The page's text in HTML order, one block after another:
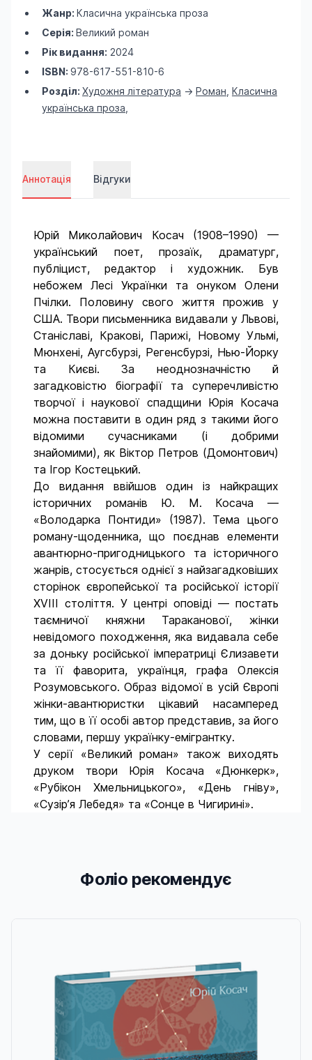
Жанр: Класична українська проза
Серія: Великий роман
Рік видання: 2024
ISBN: 978-617-551-810-6
Розділ: Художня література -> Роман Класична
українська проза
Аннотація Відгуки
Юрій Миколайович Косач (1908–1990) —
український поет, прозаїк, драматург,
публіцист, редактор і художник. Був
небожем Лесі Українки та онуком Олени
Пчілки. Половину свого життя прожив у
США. Твори письменника видавали у Львові,
Станіславі, Кракові, Парижі, Новому Ульмі,
Мюнхені, Аугсбурзі, Регенсбурзі, Нью-Йорку
та Києві. За неоднозначністю й
загадковістю біографії та суперечливістю
творчої і наукової спадщини Юрія Косача
можна поставити в один ряд з такими його
відомими сучасниками (і добрими
знайомими), як Віктор Петров (Домонтович)
та Ігор Костецький.
До видання ввійшов один із найкращих
історичних романів Ю. М. Косача —
«Володарка Понтиди» (1987). Тема цього
роману-щоденника, що поєднав елементи
авантюрно-пригодницького та історичного
жанрів, стосується однієї з найзагадковіших
сторінок європейської та російської історії
ХVІІІ століття. У центрі оповіді — постать
таємничої княжни Тараканової, жінки
невідомого походження, яка видавала себе
за доньку російської імператриці Єлизавети
та її фаворита, українця, графа Олексія
Розумовського. Образ відомої в усій Європі
жінки-авантюристки цікавий насамперед
тим, що в її особі автор представив, за його
словами, першу українку-емігрантку.
У серії «Великий роман» також виходять
друком твори Юрія Косача «Дюнкерк»,
«Рубікон Хмельницького», «День гніву»,
«Сузір’я Лебедя» та «Сонце в Чигирині».
Фоліо рекомендує